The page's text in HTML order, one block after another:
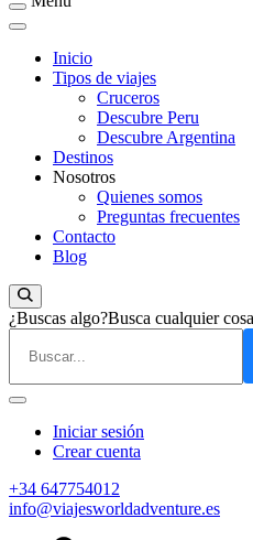
Inicio
Tipos de viajes
Cruceros
Descubre Peru
Descubre Argentina
Destinos
Nosotros
Quienes somos
Preguntas frecuentes
Contacto
Blog
¿Buscas algo?Busca cualquier
Iniciar sesión
Crear cuenta
+34 647754012
info@viajesworldadventure.es